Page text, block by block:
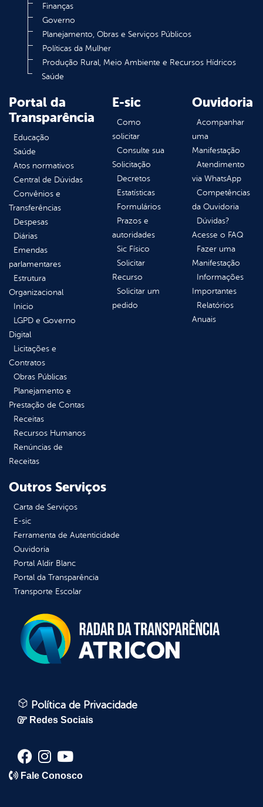
Finanças
Governo
Planejamento, Obras e Serviços Públicos
Políticas da Mulher
Produção Rural, Meio Ambiente e Recursos Hídricos
Saúde
Portal da
Transparência
Educação
Saúde
Atos normativos
Central de Dúvidas
Convênios e
Transferências
Despesas
Diárias
Emendas
parlamentares
Estrutura
Organizacional
Inicio
LGPD e Governo
Digital
Licitações e
Contratos
Obras Públicas
Planejamento e
Prestação de Contas
Receitas
Recursos Humanos
Renúncias de
Receitas
E-sic
Como
solicitar
Consulte sua
Solicitação
Decretos
Estatísticas
Formulários
Prazos e
autoridades
Sic Físico
Solicitar
Recurso
Solicitar um
pedido
Ouvidoria
Acompanhar
uma
Manifestação
Atendimento
via WhatsApp
Competências
da Ouvidoria
Dúvidas?
Acesse o FAQ
Fazer uma
Manifestação
Informações
Importantes
Relatórios
Anuais
Outros Serviços
Carta de Serviços
E-sic
Ferramenta de Autenticidade
Ouvidoria
Portal Aldir Blanc
Portal da Transparência
Transporte Escolar
Política de Privacidade
Redes Sociais
Fale Conosco